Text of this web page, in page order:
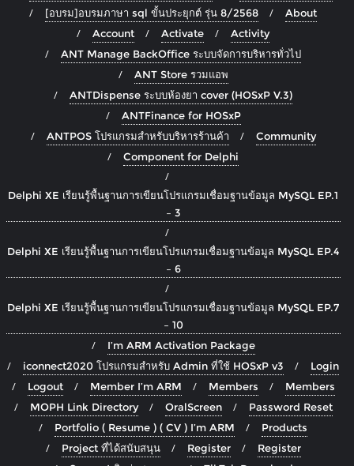
[อบรม]อบรมภาษา sql ขั้นประยุกต์ รุ่น 8/2568
About
Account
Activate
Activity
ANT Manage BackOffice ระบบจัดการบริหารทั่วไป
ANT Store รวมแอพ
ANTDispense ระบบห้องยา cover (HOSxP V.3)
ANTFinance for HOSxP
ANTPOS โปรแกรมสำหรับบริหารร้านค้า
Community
Component for Delphi
Delphi XE เรียนรู้พื้นฐานการเขียนโปรแกรมเชื่อมฐานข้อมูล MySQL EP.1
– 3
Delphi XE เรียนรู้พื้นฐานการเขียนโปรแกรมเชื่อมฐานข้อมูล MySQL EP.4
– 6
Delphi XE เรียนรู้พื้นฐานการเขียนโปรแกรมเชื่อมฐานข้อมูล MySQL EP.7
– 10
I’m ARM Activation Package
iconnect2020 โปรแกรมสำหรับ Admin ที่ใช้ HOSxP v3
Login
Logout
Member I’m ARM Members
Members
MOPH Link Directory
OralScreen
Password Reset
Portfolio ( Resume ) ( CV ) I’m ARM
Products
Project ที่ได้สนับสนุน
Register
Register